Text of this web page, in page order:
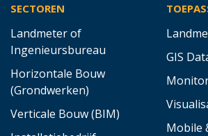
SECTOREN
Landmeter of
Ingenieursbureau
Horizontale Bouw
(Grondwerken)
Verticale Bouw (BIM)
GIS
Mobile